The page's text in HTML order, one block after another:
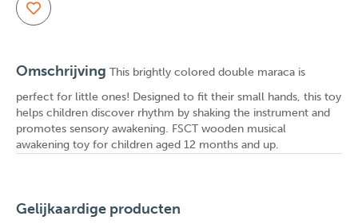
Omschrijving This brightly colored double maraca is
perfect for little ones! Designed to fit their small hands, this toy
helps children discover rhythm by shaking the instrument and
promotes sensory awakening. FSCT wooden musical
awakening toy for children aged 12 months and up.
Gelijkaardige producten